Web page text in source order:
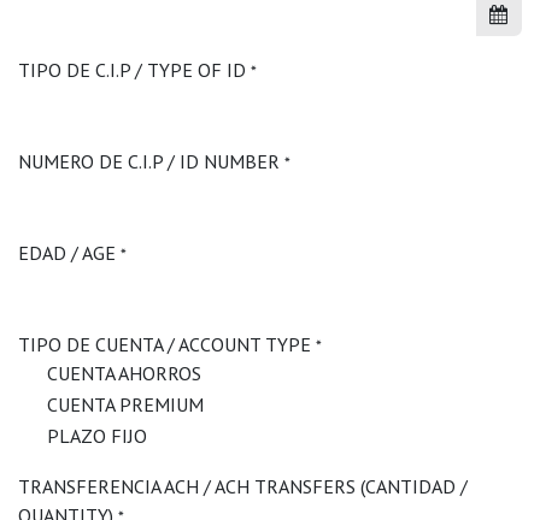
TIPO DE C.I.P / TYPE OF ID *
NUMERO DE C.I.P / ID NUMBER *
EDAD / AGE *
TIPO DE CUENTA / ACCOUNT TYPE *
CUENTA AHORROS
CUENTA PREMIUM
PLAZO FIJO
TRANSFERENCIA ACH / ACH TRANSFERS (CANTIDAD /